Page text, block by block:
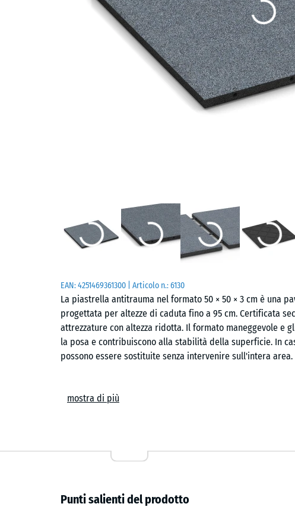
EAN:4251469361300 | Articolo n.:6130
La piastrella antitrauma nel formato 50 × 50 × 3 cm è una
progettata per altezze di caduta fino a 95 cm. Certificata
attrezzature con altezza ridotta. Il formato maneggevole e
la posa e contribuiscono alla stabilità della superficie. In
possono essere sostituite senza intervenire sull'intera area.
aree pubbliche o private. È utilizzata anche in contesti
Struttura e composizione
mostra di più
Punti salienti del prodotto